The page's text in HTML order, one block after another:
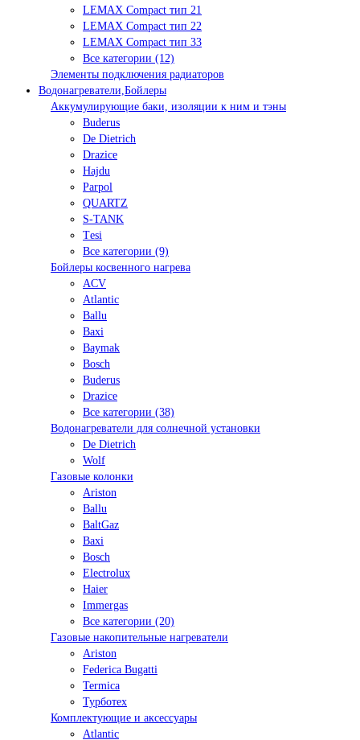
LEMAX Compact тип 21
LEMAX Compact тип 22
LEMAX Compact тип 33
Все категории (12)
Элементы подключения радиаторов
Водонагреватели,Бойлеры
Аккумулирующие баки, изоляции к ним и тэны
Buderus
De Dietrich
Drazice
Hajdu
Parpol
QUARTZ
S-TANK
Tеsi
Все категории (9)
Бойлеры косвенного нагрева
ACV
Atlantic
Ballu
Baxi
Baymak
Bosch
Buderus
Drazice
Все категории (38)
Водонагреватели для солнечной установки
De Dietrich
Wolf
Газовые колонки
Ariston
Ballu
BaltGaz
Baxi
Bosсh
Electrolux
Haier
Immergas
Все категории (20)
Газовые накопительные нагреватели
Ariston
Federica Bugatti
Termica
Турботех
Комплектующие и аксессуары
Atlantic